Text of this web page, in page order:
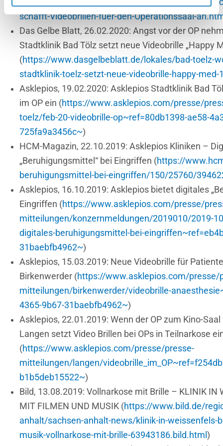
schafft-Videobrillen-fuer-den-Operationssaal-
Das Gelbe Blatt, 26.02.2020: Angst vor der OP
Stadtklinik Bad Tölz setzt neue Videobrille „Happy
(https://www.dasgelbeblatt.de/lokales/bad-toelz-
stadtklinik-toelz-setzt-neue-videobrille-happy-
Asklepios, 19.02.2020: Asklepios Stadtklinik Bad
im OP ein (https://www.asklepios.com/presse/
toelz/feb-20-videobrille-op~ref=80db1398-ae58-
725fa9a3456c~)
HCM-Magazin, 22.10.2019: Asklepios Kliniken –
„Beruhigungsmittel“ bei Eingriffen (https://
beruhigungsmittel-bei-eingriffen/150/25760/
Asklepios, 16.10.2019: Asklepios bietet digitales
Eingriffen (https://www.asklepios.com/presse/
mitteilungen/konzernmeldungen/2019010/2019-
digitales-beruhigungsmittel-bei-
31baebfb4962~)
Asklepios, 15.03.2019: Neue Videobrille für
Birkenwerder (https://www.asklepios.com/presse/
mitteilungen/birkenwerder/videobrille-
4365-9b67-31baebfb4962~)
Asklepios, 22.01.2019: Wenn der OP zum Kino-
Langen setzt Video Brillen bei OPs in Teilnarkose
(https://www.asklepios.com/presse/presse-
mitteilungen/langen/
b1b5deb15522~)
Bild, 13.08.2019: Vollnarkose mit Brille – KLINIK IN
MIT FILMEN UND MUSIK (https://www.bild.de/
anhalt/sachsen-anhalt-news/klinik-in-weissenfels-
musik-vollnarkose-mit-brille-63943186.bild.html)